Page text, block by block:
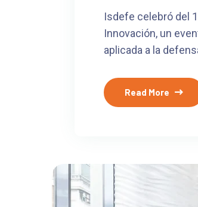
Isdefe celebró del
Innovación, un
aplicada a la
Read More